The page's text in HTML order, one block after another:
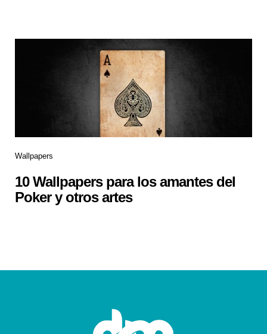
Wallpapers
10 Wallpapers para los amantes del
Poker y otros artes